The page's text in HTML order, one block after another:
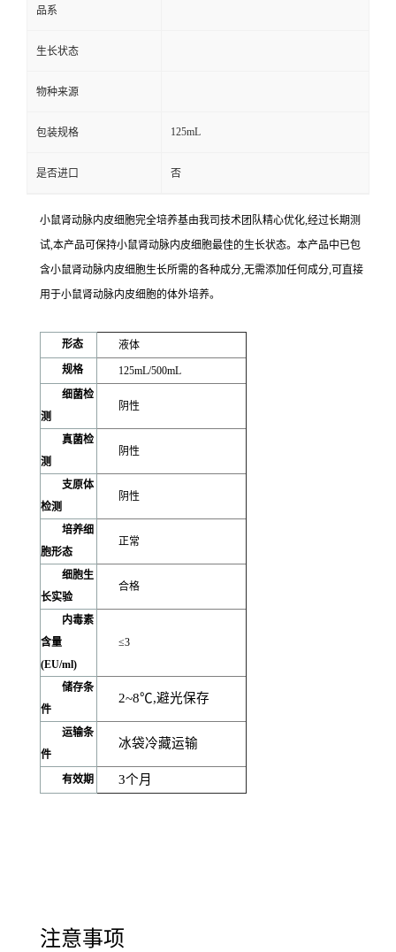
品系
生长状态
物种来源
包装规格 125mL
是否进口 否
小鼠肾动脉内皮细胞完全培养基由我司技术团队精心优化,经过长期测
试,本产品可保持小鼠肾动脉内皮细胞最佳的生长状态。本产品中已包
含小鼠肾动脉内皮细胞生长所需的各种成分,无需添加任何成分,可直接
用于小鼠肾动脉内皮细胞的体外培养。
形态
液体
规格
125mL/500mL
细菌检
测
阴性
真菌检
测
阴性
支原体
检测
阴性
培养细
胞形态
正常
细胞生
长实验
合格
内毒素
含量
(EU/ml)
≤3
储存条
件
2~8℃,避光保存
运输条
件
冰袋冷藏运输
有效期 3个月
注意事项